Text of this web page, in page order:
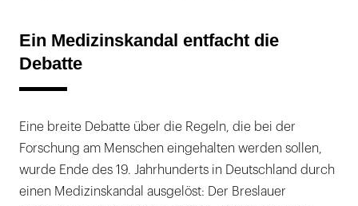
Ein Medizinskandal entfacht die
Debatte
Eine breite Debatte über die Regeln, die bei der
Forschung am Menschen eingehalten werden sollen,
wurde Ende des 19. Jahrhunderts in Deutschland durch
einen Medizinskandal ausgelöst: Der Breslauer